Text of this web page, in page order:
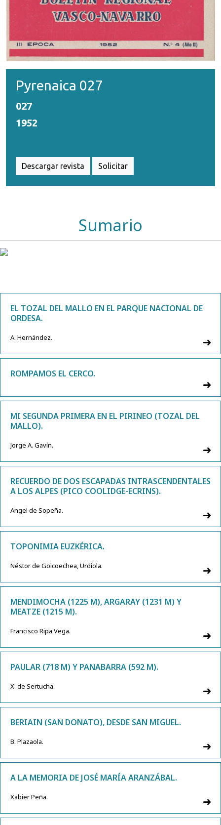
Pyrenaica 027
027
1952
Descargar revista Solicitar
Sumario
EL TOZAL DEL MALLO EN EL PARQUE NACIONAL DE
ORDESA.
A. Hernández.
ROMPAMOS EL CERCO.
MI SEGUNDA PRIMERA EN EL PIRINEO (TOZAL DEL
MALLO).
Jorge A. Gavín.
RECUERDO DE DOS ESCAPADAS INTRASCENDENTALES
A LOS ALPES (PICO COOLIDGE-ECRINS).
Angel de Sopeña.
TOPONIMIA EUZKÉRICA.
Néstor de Goicoechea, Urdiola.
MENDIMOCHA (1225 M), ARGARAY (1231 M) Y
MEATZE (1215 M).
Francisco Ripa Vega.
PAULAR (718 M) Y PANABARRA (592 M).
X. de Sertucha.
BERIAIN (SAN DONATO), DESDE SAN MIGUEL.
B. Plazaola.
A LA MEMORIA DE JOSÉ MARÍA ARANZÁBAL.
Xabier Peña.